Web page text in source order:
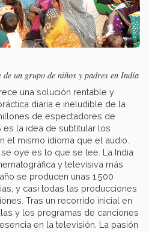
un grupo de niños y padres en India
una solución rentable y
diaria e ineludible de la
de espectadores de
es la idea de subtitular los
el mismo idioma que el audio.
oye es lo que se lee. La India
y televisiva más
se producen unas 1,500
y casi todas las producciones
Tras un recorrido inicial en
y los programas de canciones
en la televisión. La pasión